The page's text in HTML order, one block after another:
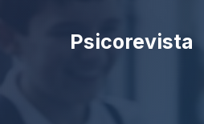
Psicorevista